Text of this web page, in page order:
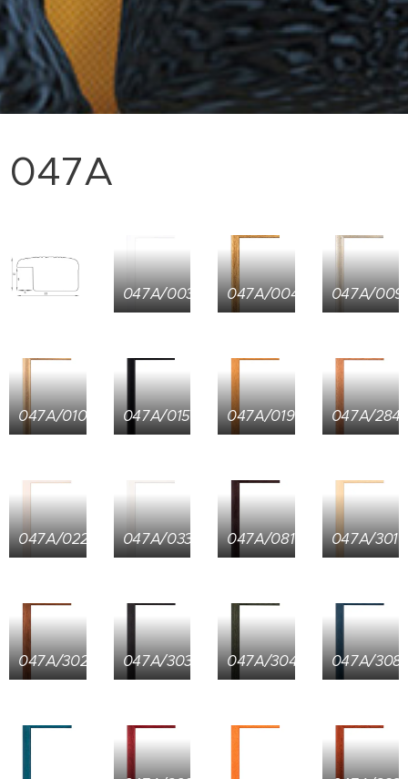
047A
047A/003 047A/004 047A/009
047A/010 047A/015 047A/019 047A/284
047A/022 047A/033 047A/081 047A/301
047A/302 047A/303 047A/304 047A/308